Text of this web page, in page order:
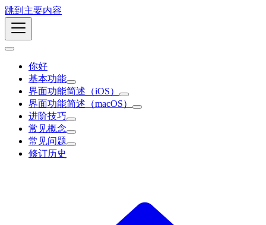
跳到主要内容
你好
基本功能
界面功能简述（iOS）
界面功能简述（macOS）
进阶技巧
常见概念
常见问题
修订历史